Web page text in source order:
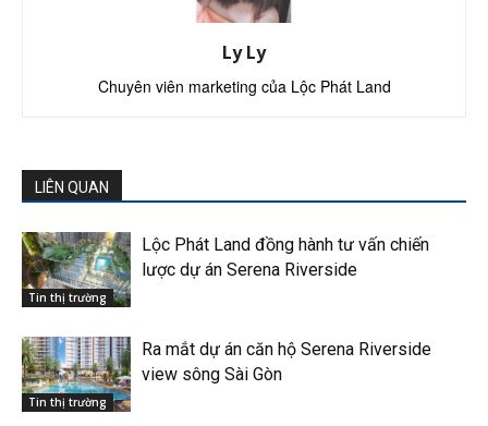
Ly Ly
Chuyên viên marketing của Lộc Phát Land
LIÊN QUAN
Tin thị trường
Lộc Phát Land đồng hành tư vấn chiến
lược dự án Serena Riverside
Tin thị trường
Ra mắt dự án căn hộ Serena Riverside
view sông Sài Gòn